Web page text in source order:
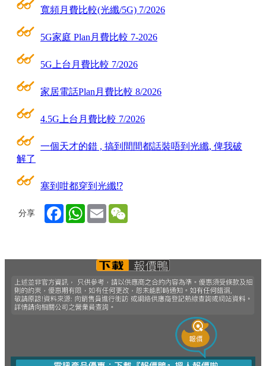
寬頻月費比較(光纖/5G) 7/2026
5G家庭 Plan月費比較 7-2026
5G上台月費比較 7/2026
家居電話Plan月費比較 8/2026
4.5G上台月費比較 7/2026
一個天才的錯 , 搞到間間都話裝唔到光纖, 俾我破
解了
塞到咁都穿到光纖⁉
分享 FacebookWhatsApp
Email